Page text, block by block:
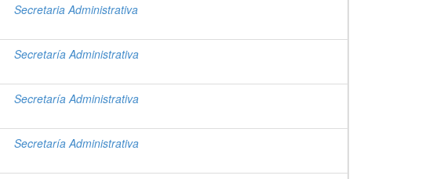
Secretaria Administrativa
Secretaría Administrativa
Secretaría Administrativa
Secretaría Administrativa